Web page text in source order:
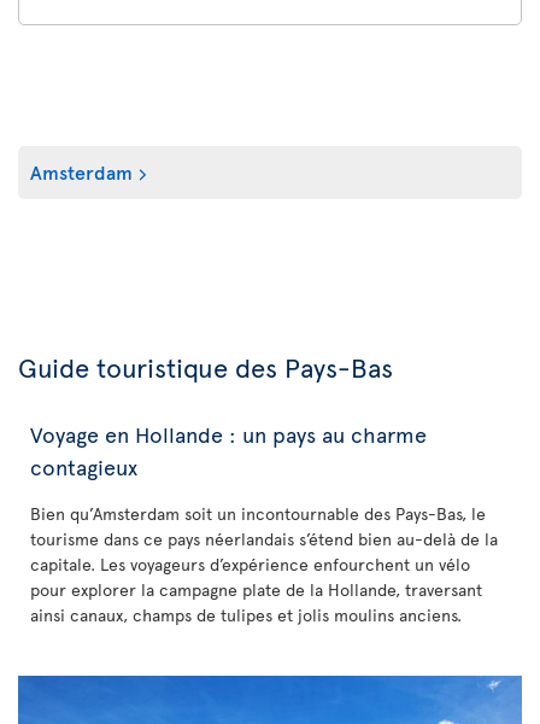
Amsterdam
Guide touristique des Pays-Bas
Voyage en Hollande : un pays au charme
contagieux
Bien qu’Amsterdam soit un incontournable des Pays-Bas, le
tourisme dans ce pays néerlandais s’étend bien au-delà de la
capitale. Les voyageurs d’expérience enfourchent un vélo
pour explorer la campagne plate de la Hollande, traversant
ainsi canaux, champs de tulipes et jolis moulins anciens.